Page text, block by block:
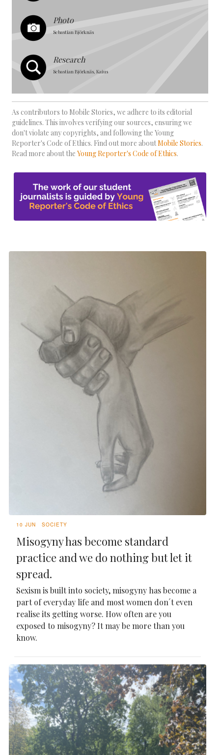
Photo
Sebastian Björknäs
Research
Sebastian Björknäs, Kaius
As contributors to Mobile Stories, we adhere to its editorial
guidelines. This involves verifying our sources, ensuring we
don't violate any copyrights, and following the Young
Reporter's Code of Ethics. Find out more aboutMobile Stories.
Read more about the Young Reporter's Code of Ethics.
10 JUN SOCIETY
Misogyny has become standard
practice and we do nothing but let it
spread.
Sexism is built into society, misogyny has become a
part of everyday life and most women don´t even
realise its getting worse. How often are you
exposed to misogyny? It may be more than you
know.